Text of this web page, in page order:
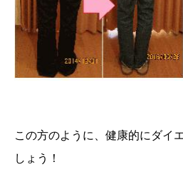
この方のように、健康的にダイ
しょう！